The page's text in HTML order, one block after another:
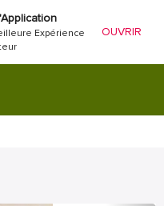
Expérience
OUVRIR